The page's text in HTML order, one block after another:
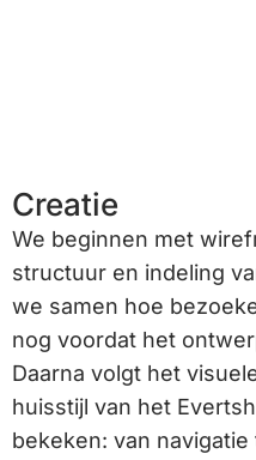
Creatie
We beginnen met
structuur en indeling
we samen hoe
nog voordat het
Daarna volgt het
huisstijl van het
bekeken: van